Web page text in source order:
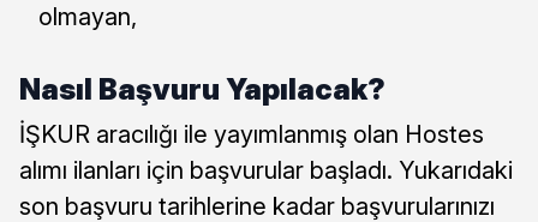
olmayan,
Nasıl Başvuru Yapılacak?
İŞKUR aracılığı ile yayımlanmış olan Hostes
alımı ilanları için başvurular başladı. Yukarıdaki
son başvuru tarihlerine kadar başvurularınızı